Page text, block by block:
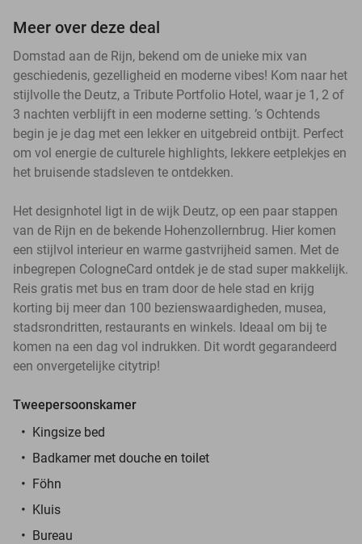
Meer over deze deal
Domstad aan de Rijn, bekend om de unieke mix van
geschiedenis, gezelligheid en moderne vibes! Kom naar het
stijlvolle the Deutz, a Tribute Portfolio Hotel, waar je 1, 2 of
3 nachten verblijft in een moderne setting. ’s Ochtends
begin je je dag met een lekker en uitgebreid ontbijt. Perfect
om vol energie de culturele highlights, lekkere eetplekjes en
het bruisende stadsleven te ontdekken.
Het designhotel ligt in de wijk Deutz, op een paar stappen
van de Rijn en de bekende Hohenzollernbrug. Hier komen
een stijlvol interieur en warme gastvrijheid samen. Met de
inbegrepen CologneCard ontdek je de stad super makkelijk.
Reis gratis met bus en tram door de hele stad en krijg
korting bij meer dan 100 bezienswaardigheden, musea,
stadsrondritten, restaurants en winkels. Ideaal om bij te
komen na een dag vol indrukken. Dit wordt gegarandeerd
een onvergetelijke citytrip!
Tweepersoonskamer
Kingsize bed
Badkamer met douche en toilet
Föhn
Kluis
Bureau